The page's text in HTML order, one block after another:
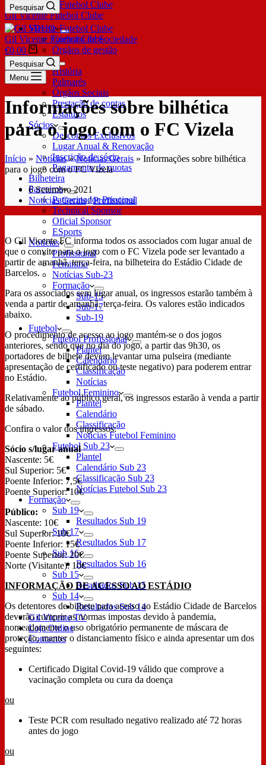
Gil Vicente Futebol Clube
Pesquisar
SDUQ
Contrato de Sociedade
Órgãos de gestão
Clube
História
Palmarés
Órgãos Sociais
Prestação de contas
Estatutos
Sócios
Descontos Exclusivos
Lugar Anual & Renovação
Inscrição de sócio
Pagamento de quotas
Bilheteira
Parceiros
Patrocinador Principal
Technical Sponsor
Oficial Sponsor
ESports
Notícias
Profissional
Feminino
Notícias Sub-23
Formação
Sub-15
Sub-17
Sub-19
Futebol
Futebol Profissional
Plantel
Calendário
Classificação
Notícias
Futebol Feminino
Plantel
Calendário
Classificação
Notícias Futebol Feminino
Futebol Sub 23
Plantel
Calendário Sub 23
Classificação Sub 23
Notícias Futebol Sub 23
Formação
Sub 19
Resultados Sub 19
Sub 17
Resultados Sub 17
Sub 16
Resultados Sub 16
Sub 15
Resultados Sub 15
Sub 14
Resultados Sub 14
Gil Vicente TV
Loja Online
Contactos
Gil Vicente Futebol Clube
€0,00
Pesquisar
Menu
Informações sobre bilhética
para o jogo com o FC Vizela
Início » Notícias»Notícias Gerais » Informações sobre bilhética
para o jogo com o FC Vizela
6 Setembro 2021
Notícias Gerais/Profissional
O Gil Vicente FC informa todos os associados com lugar anual de
que o convite para o jogo com o FC Vizela pode ser levantado a
partir de amanhã, terça-feira, na bilheteira do Estádio Cidade de
Barcelos.
Para os associados sem lugar anual, os ingressos estarão também à
venda a partir de amanhã, terça-feira. Os valores estão indicados
abaixo.
O procedimento de acesso ao jogo mantém-se o dos jogos
anteriores, sendo que no dia do jogo, a partir das 9h30, os
portadores de bilhete devem levantar uma pulseira (mediante
apresentação de certificado ou teste negativo) para poderem entrar
no Estádio.
Relativamente ao público geral, os ingressos estarão à venda a partir
de sábado.
Confira o valor dos ingressos:
Sócio s/lugar anual
Nascente: 5€
Sul Superior: 5€
Poente Inferior: 7,5€
Poente Superior: 10€
Público:
Nascente: 10€
Sul Superior: 10€
Poente Inferior: 15€
Poente Superior: 20€
Norte (Visitante): 10€
INFORMAÇÃO DE ACESSO AO ESTÁDIO
Os detentores de bilhete para acesso ao Estádio Cidade de Barcelos
deverão cumprir as normas impostas devido à pandemia,
nomeadamente o uso obrigatório permanente de máscara de
proteção, manter o distanciamento físico e ainda apresentar um dos
seguintes:
Certificado Digital Covid-19 válido que comprove a
vacinação completa ou cura da doença
ou
Teste PCR com resultado negativo realizado até 72 horas
antes do jogo
ou